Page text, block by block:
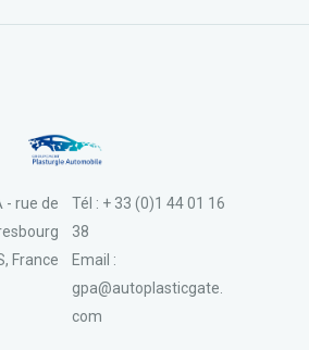
Tél : + 33 (0)1 44 01 16
38
Email :
gpa@autoplasticgate.
com
- rue de
France